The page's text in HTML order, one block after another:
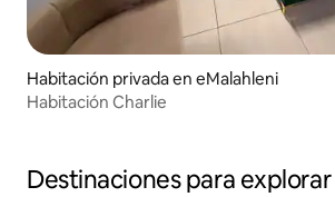
Habitación privada en eMalahleni
Habitación Charlie
Destinaciones para explorar